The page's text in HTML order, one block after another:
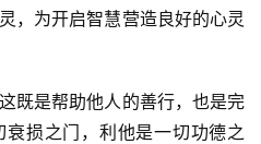
，为开启智慧营造良好的心灵
既是帮助他人的善行，也是完
损之门，利他是一切功德之